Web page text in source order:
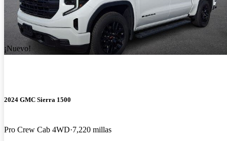
¡Nuevo!
2024 GMC Sierra 1500
Pro Crew Cab 4WD 7,220 millas